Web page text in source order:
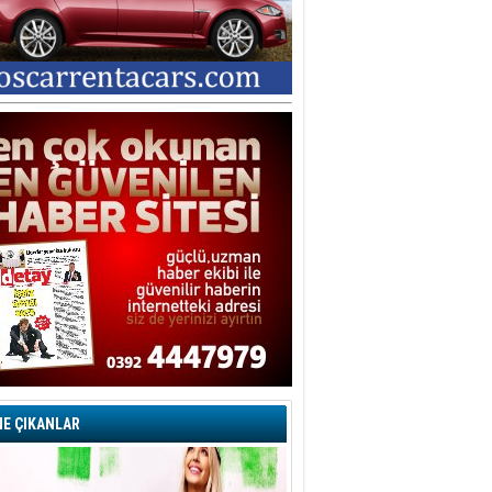
ÇIKANLAR